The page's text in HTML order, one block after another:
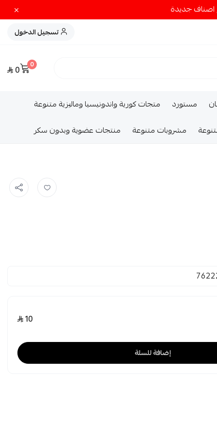
تسجيل الدخول
0
0
مستورد
متجات كورية واندونيسيا وماليزية متنوعة
مشروبات متنوعة منتجات عضوية وبدون سكر
10
إضافة للسلة